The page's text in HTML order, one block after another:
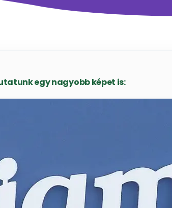
egy nagyobb képet is: